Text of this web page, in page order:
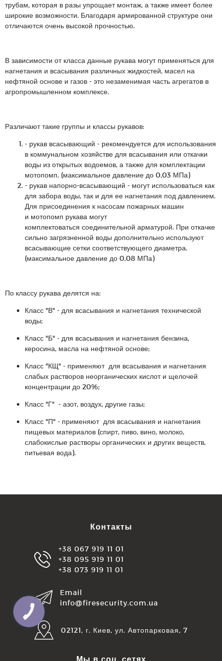
трубам, которая в разы упрощает монтаж, а также имеет более
широкие возможности. Благодаря армированной структуре они
отличаются очень высокой прочностью.
В зависимости от класса данные рукава могут применяться для
нагнетания и всасывания различных жидкостей, масел на
нефтяной основе и газов - это незаменимая часть агрегатов в
агропромышленном комплексе.
Различают такие группы и классы рукавов:
- рукав всасывающий - рекомендуется для использования
в коммунальном хозяйстве для всасывания или откачки
воды из открытых водоемов, а также для комплектации
мотопомп. (максимальное давление до 0,03 МПа)
- рукав напорно-всасывающий - могут использоваться как
для забора воды, так и для ее нагнетания под давлением.
Для присоединения к насосам пожарных машин
и мотопомп рукава могут
комплектоваться соединительной арматурой. При откачке
сильно загрязненной воды дополнительно используют
всасывающие сетки соответствующего диаметра.
(максимальное давление до 0,08 МПа)
По классу рукава делятся на:
Класс "В" - для всасывания и нагнетания технической
воды;
Класс "Б" - для всасывания и нагнетания бензина,
керосина, масла на нефтяной основе;
Класс "КЩ" - применяют для всасывания и нагнетания
слабых растворов неорганических кислот и щелочей
концентрации до 20%;
Класс "Г" - азот, воздух, другие газы;
Класс "П" - применяют для всасывания и нагнетания
пищевых материалов (спирт, пиво, вино, молоко,
слабокислые растворы органических и других веществ,
питьевая вода).
Контакты
+38 067 919 11 01
+38 095 919 11 01
+38 073 919 11 01
Email
info@firesecurity.com.ua
02121, г. Киев, ул. Автопарковая, 7
Мы в соц. сетях
КНОПКА
ЗВ'ЯЗКУ